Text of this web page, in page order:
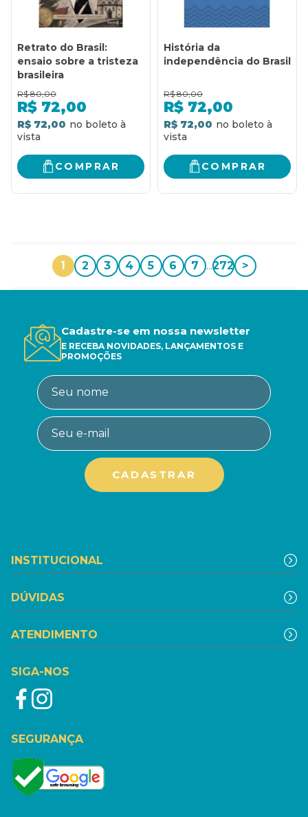
Retrato do Brasil:
ensaio sobre a tristeza
brasileira
R$ 80,00
R$ 72,00
R$ 72,00
COMPRAR
História da
independência do Brasil
R$ 80,00
R$ 72,00
R$ 72,00
COMPRAR
1 2 3 4 5 6 7 ...272 >
Cadastre-se em nossa newsletter
E RECEBA NOVIDADES, LANÇAMENTOS E
PROMOÇÕES
INSTITUCIONAL
DÚVIDAS
ATENDIMENTO
SIGA-NOS
SEGURANÇA